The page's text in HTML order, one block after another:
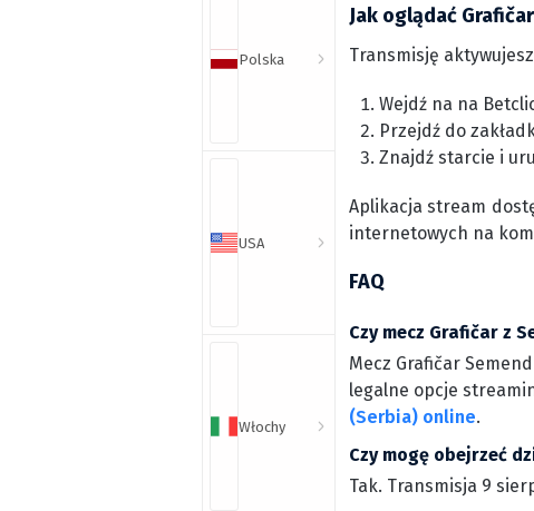
Polska
USA
Włochy
Jak oglądać
Transmisję
Wejdź na na
Przejdź do
Znajdź starcie i
Aplikacja stream
internetowych na
FAQ
Czy mecz Grafičar z
Mecz Grafičar
legalne opcje
(Serbia) online.
Czy mogę obejrzeć
Tak. Transmisja 9